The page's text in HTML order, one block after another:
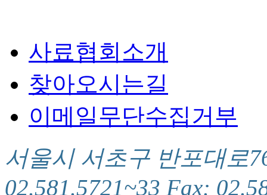
사료협회소개
찾아오시는길
이메일무단수집거부
서울시 서초구 반포대로
02.581.5721~33 Fax: